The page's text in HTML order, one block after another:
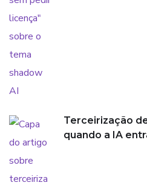
Terceirização
quando a IA